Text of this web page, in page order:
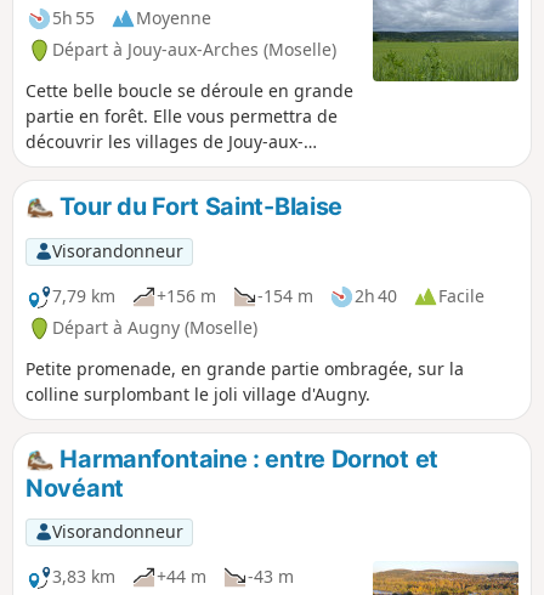
5h 55
Moyenne
Départ à Jouy-aux-Arches (Moselle)
Cette belle boucle se déroule en grande
partie en forêt. Elle vous permettra de
découvrir les villages de Jouy-aux-
Arches, Féy, ainsi que Corny-sur-Moselle
en traversant les principaux bois de ces
villages avec de très beaux panoramas
sur le sillon mosellan.Bonnes
chaussures (imperméables) conseillées
Tour du Fort Saint-Blaise
Visorandonneur
7,79 km
+156 m -154 m 2h 40
Facile
Départ à Augny (Moselle)
Petite promenade, en grande partie ombragée, sur la
colline surplombant le joli village d'Augny.
Harmanfontaine : entre Dornot et
Novéant
Visorandonneur
3,83 km
+44 m
-43 m